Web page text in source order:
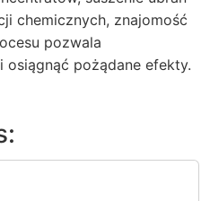
chemicznych, znajomość
pozwala
osiągnąć pożądane efekty.